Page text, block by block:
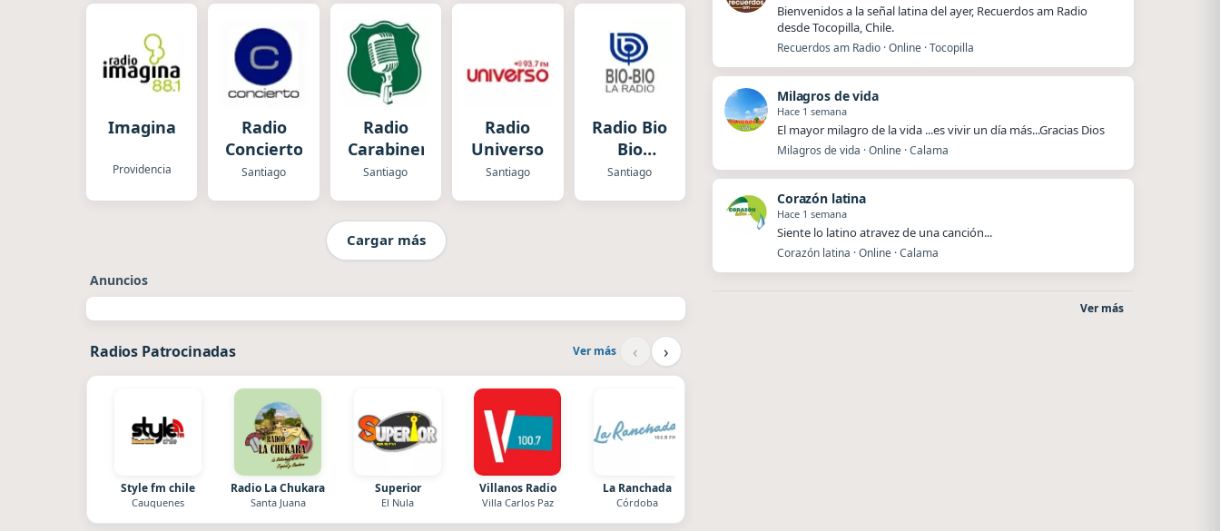
Imagina
Providencia
Radio
Concierto
Santiago
Radio
Carabineros
Santiago
Radio
Universo
Santiago
Radio Bio
Bio
Santiago
Santiago
Cargar más
Anuncios
Radios Patrocinadas Ver más ‹ ›
Style fm chile
Cauquenes
Radio La Chukara
Santa Juana
Superior
El Nula
Villanos Radio
Villa Carlos Paz
La Ranchada
Córdoba
Bienvenidos a la señal latina del ayer, Recuerdos am Radio
desde Tocopilla, Chile.
Recuerdos am Radio · Online · Tocopilla
Milagros de vida
Hace 1 semana
El mayor milagro de la vida ...es vivir un día más...Gracias Dios
Milagros de vida · Online · Calama
Corazón latina
Hace 1 semana
Siente lo latino atravez de una canción...
Corazón latina · Online · Calama
Ver más